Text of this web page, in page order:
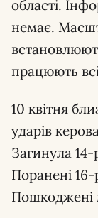
області.
немає.
працюють
10 квітня
ударів
Загинула 14-
Поранені
Пошкоджені